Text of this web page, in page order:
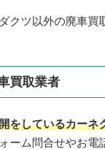
クツ以外の廃車買
買取業者
をしているカーネ
ーム問合せやお電